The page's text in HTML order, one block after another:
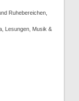
Ruhebereichen,
Lesungen, Musik &